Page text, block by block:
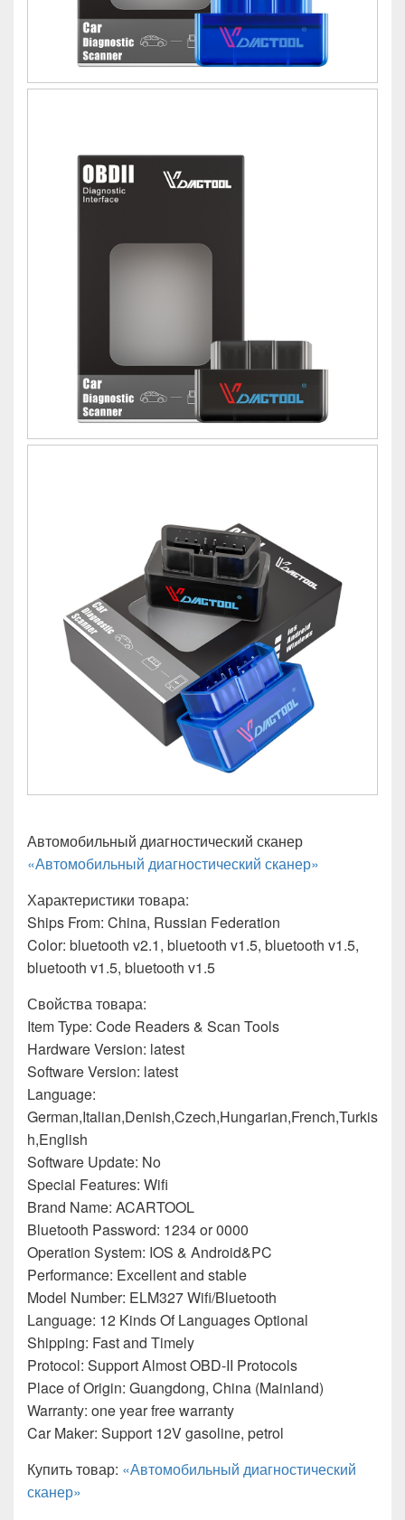
Автомобильный диагностический сканер
«Автомобильный диагностический сканер»
Характеристики товара:
Ships From: China, Russian Federation
Color: bluetooth v2.1, bluetooth v1.5, bluetooth v1.5,
bluetooth v1.5, bluetooth v1.5
Свойства товара:
Item Type: Code Readers & Scan Tools
Hardware Version: latest
Software Version: latest
Language:
German,Italian,Denish,Czech,Hungarian,French,Turkis
h,English
Software Update: No
Special Features: Wifi
Brand Name: ACARTOOL
Bluetooth Password: 1234 or 0000
Operation System: IOS & Android&PC
Performance: Excellent and stable
Model Number: ELM327 Wifi/Bluetooth
Language: 12 Kinds Of Languages Optional
Shipping: Fast and Timely
Protocol: Support Almost OBD-II Protocols
Place of Origin: Guangdong, China (Mainland)
Warranty: one year free warranty
Car Maker: Support 12V gasoline, petrol
Купить товар: «Автомобильный диагностический
сканер»